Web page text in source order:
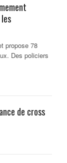
propose 78
Des policiers
de cross